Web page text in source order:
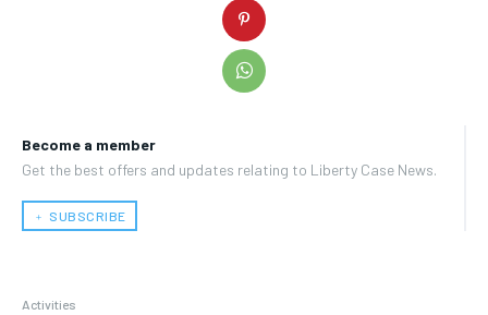
Become a member
Get the best offers and updates relating to Liberty Case News.
﹢ SUBSCRIBE
Activities